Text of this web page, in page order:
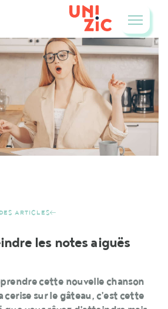
ARTICLES
les notes aiguës
cette nouvelle chanson
cerise sur le gâteau, c’est cette